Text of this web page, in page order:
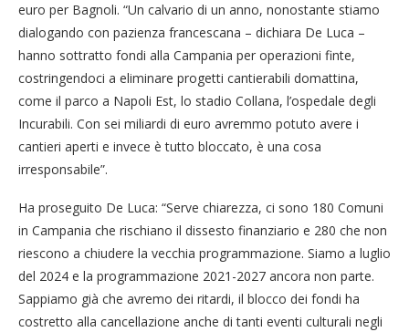
euro per Bagnoli. “Un calvario di un anno, nonostante stiamo
dialogando con pazienza francescana – dichiara De Luca –
hanno sottratto fondi alla Campania per operazioni finte,
costringendoci a eliminare progetti cantierabili domattina,
come il parco a Napoli Est, lo stadio Collana, l’ospedale degli
Incurabili. Con sei miliardi di euro avremmo potuto avere i
cantieri aperti e invece è tutto bloccato, è una cosa
irresponsabile”.
Ha proseguito De Luca: “Serve chiarezza, ci sono 180 Comuni
in Campania che rischiano il dissesto finanziario e 280 che non
riescono a chiudere la vecchia programmazione. Siamo a luglio
del 2024 e la programmazione 2021-2027 ancora non parte.
Sappiamo già che avremo dei ritardi, il blocco dei fondi ha
costretto alla cancellazione anche di tanti eventi culturali negli